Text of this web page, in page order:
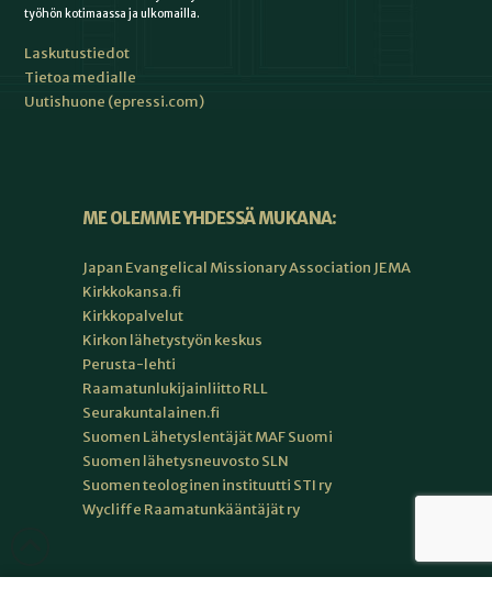
työhön kotimaassa ja ulkomailla.
Laskutustiedot
Tietoa medialle
Uutishuone (epressi.com)
ME OLEMME YHDESSÄ MUKANA:
Japan Evangelical Missionary Association JEMA
Kirkkokansa.fi
Kirkkopalvelut
Kirkon lähetystyön keskus
Perusta-lehti
Raamatunlukijainliitto RLL
Seurakuntalainen.fi
Suomen Lähetyslentäjät MAF Suomi
Suomen lähetysneuvosto SLN
Suomen teologinen instituutti STI ry
Wycliffe Raamatunkääntäjät ry